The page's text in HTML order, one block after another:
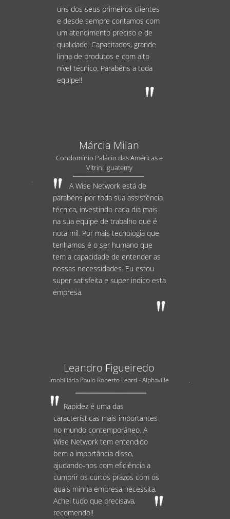
uns dos seus primeiros clientes
e desde sempre contamos com
um atendimento preciso e de
qualidade. Capacitados, grande
linha de produtos e com alto
nível técnico. Parabéns a toda
equipe!!
Márcia Milan
Condomínio Palácio das Américas e
Vitrini Iguatemy
A Wise Network está de
parabéns por toda sua assistência
técnica, investindo cada dia mais
na sua equipe de trabalho que é
nota mil. Por mais tecnologia que
tenhamos é o ser humano que
tem a capacidade de entender as
nossas necessidades. Eu estou
super satisfeita e super indico esta
empresa.
Leandro Figueiredo
Imobiliária Paulo Roberto Leard - Alphaville
Rapidez é uma das
características mais importantes
no mundo contemporâneo. A
Wise Network tem entendido
bem a importância disso,
ajudando-nos com eficiência a
cumprir os curtos prazos com os
quais minha empresa necessita.
Achei tudo que precisava,
recomendo!!